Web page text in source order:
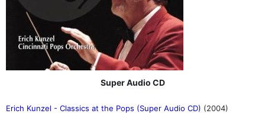
Super Audio CD
Erich Kunzel - Classics at the Pops (Super Audio CD) (2004)